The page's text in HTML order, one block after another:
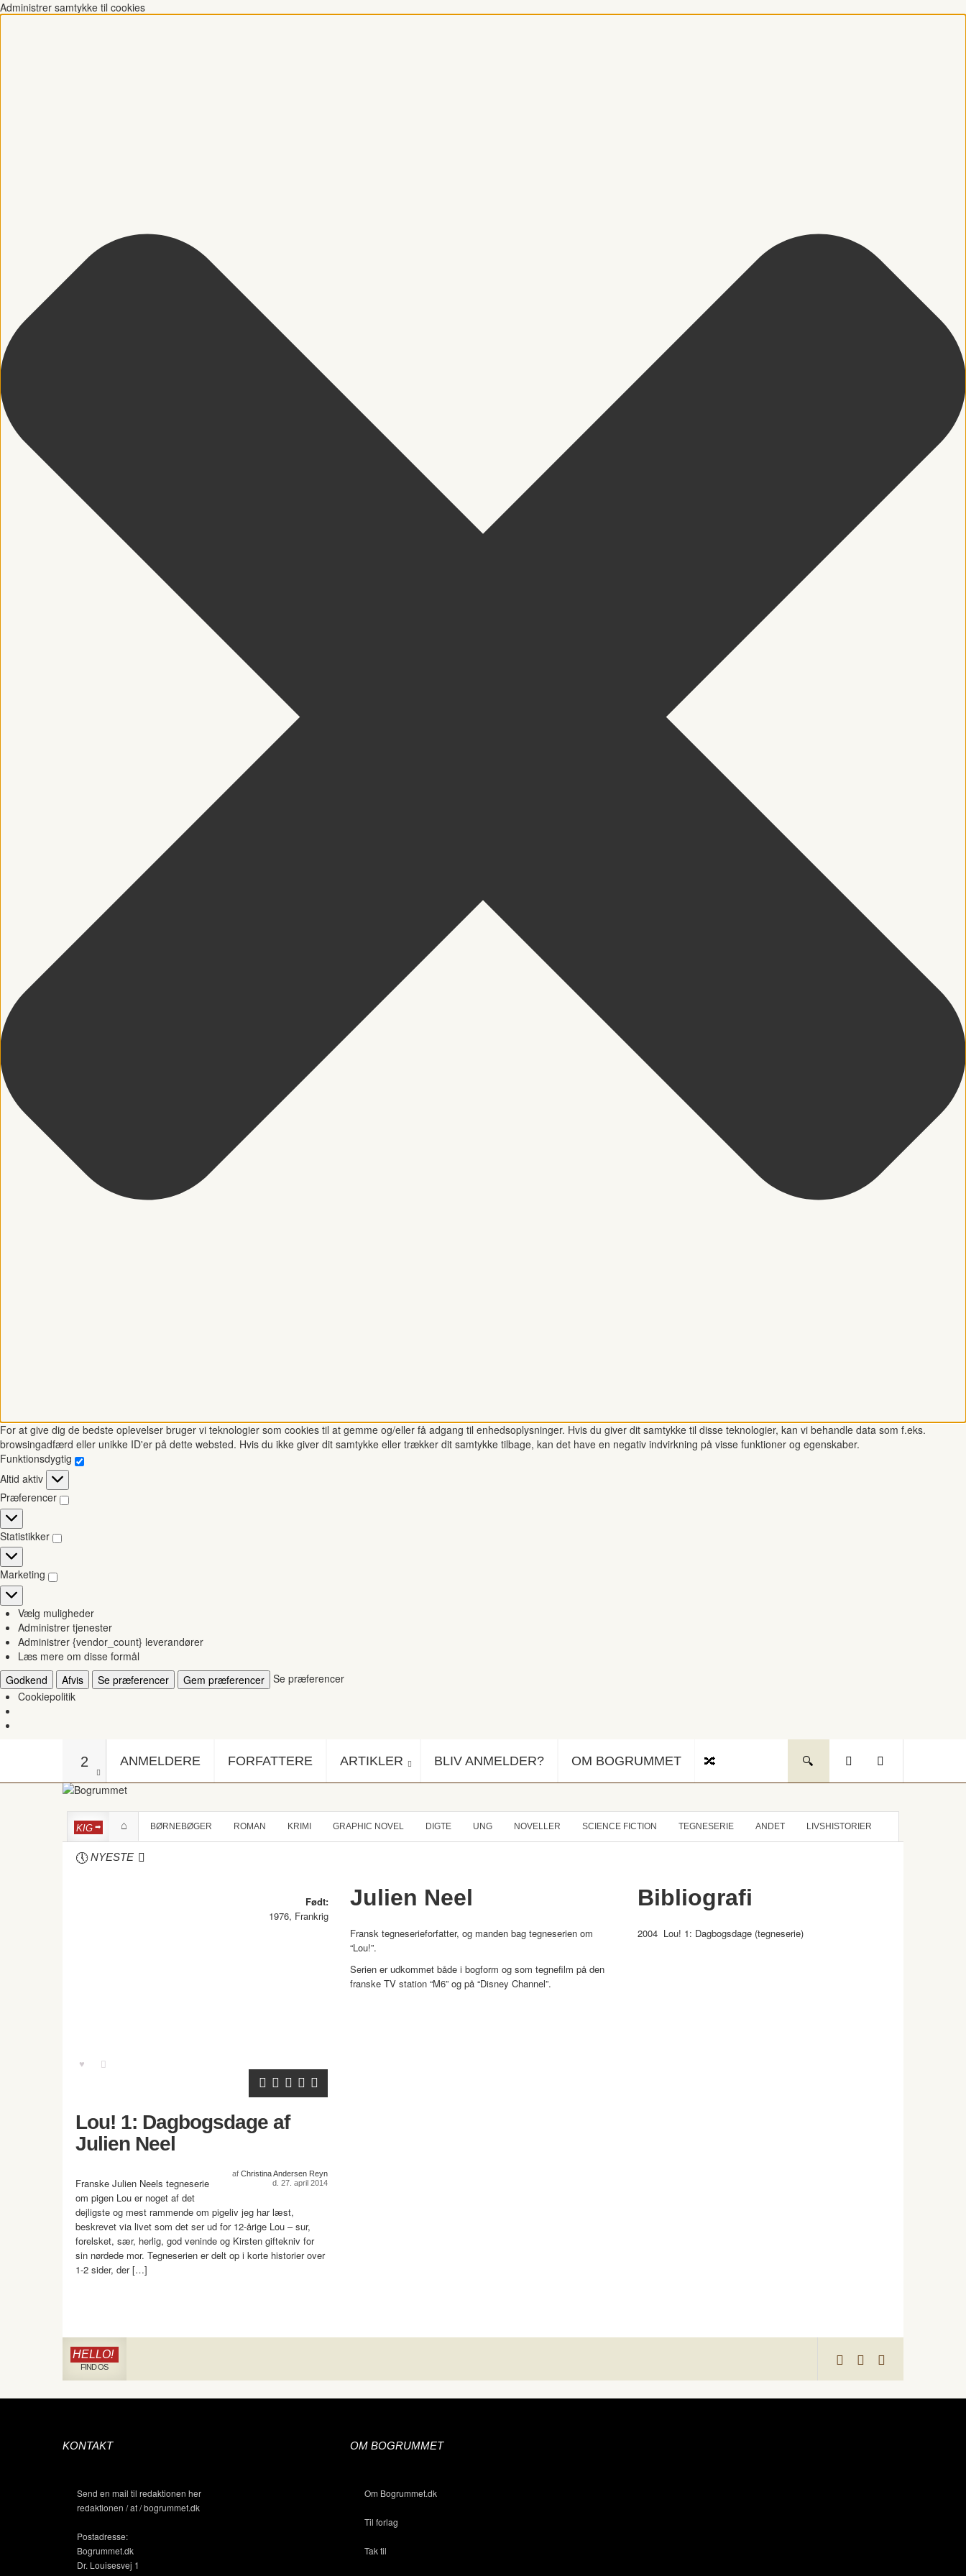
Administrer samtykke til cookies
For at give dig de bedste oplevelser bruger vi teknologier som cookies til at gemme og/eller få adgang til enhedsoplysninger. Hvis du giver dit samtykke til disse teknologier, kan vi behandle data som f.eks.
browsingadfærd eller unikke ID'er på dette websted. Hvis du ikke giver dit samtykke eller trækker dit samtykke tilbage, kan det have en negativ indvirkning på visse funktioner og egenskaber.
Funktionsdygtig
Funktionsdygtig
Altid aktiv
Præferencer
Præferencer
Statistikker
Statistikker
Marketing
Marketing
Vælg muligheder
Administrer tjenester
Administrer {vendor_count} leverandører
Læs mere om disse formål
Godkend
Afvis Se præferencer Gem præferencer Se præferencer
Cookiepolitik
2 ANMELDERE FORFATTERE ARTIKLER BLIV ANMELDER? OM BOGRUMMET
KIG BØRNEBØGER ROMAN KRIMI GRAPHIC NOVEL DIGTE UNG NOVELLER SCIENCE FICTION TEGNESERIE ANDET LIVSHISTORIER
NYESTE
Født:
1976, Frankrig
Julien Neel
Fransk tegneserieforfatter, og manden bag tegneserien om
“Lou!”.
Serien er udkommet både i bogform og som tegnefilm på den
franske TV station “M6” og på “Disney Channel”.
Bibliografi
2004 Lou! 1: Dagbogsdage (tegneserie)
Lou! 1: Dagbogsdage af
Julien Neel
af Christina Andersen Reyn
d. 27. april 2014
Franske Julien Neels tegneserie
om pigen Lou er noget af det
dejligste og mest rammende om pigeliv jeg har læst,
beskrevet via livet som det ser ud for 12-årige Lou – sur,
forelsket, sær, herlig, god veninde og Kirsten giftekniv for
sin nørdede mor. Tegneserien er delt op i korte historier over
1-2 sider, der […]
HELLO!
FIND OS
KONTAKT
Send en mail til redaktionen her
redaktionen / at / bogrummet.dk
Postadresse:
Bogrummet.dk
Dr. Louisesvej 1
OM BOGRUMMET
Om Bogrummet.dk
Til forlag
Tak til